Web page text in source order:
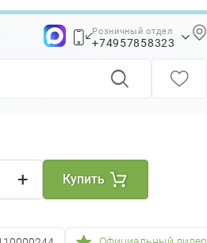
Розничный отдел
+74957858323
+ Купить